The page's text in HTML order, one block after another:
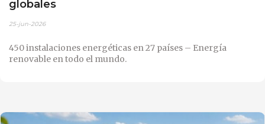
globales
25-jun-2026
450 instalaciones energéticas en 27 países – Energía
renovable en todo el mundo.